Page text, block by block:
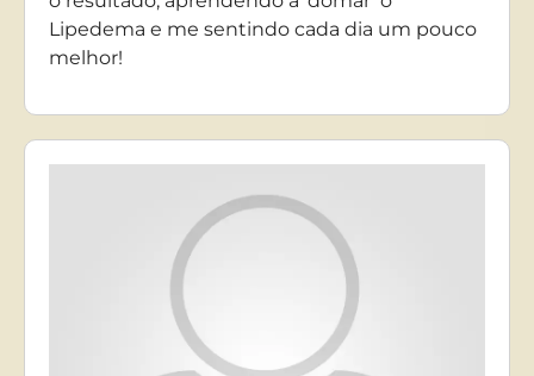
Lipedema e me sentindo cada dia um pouco
melhor!